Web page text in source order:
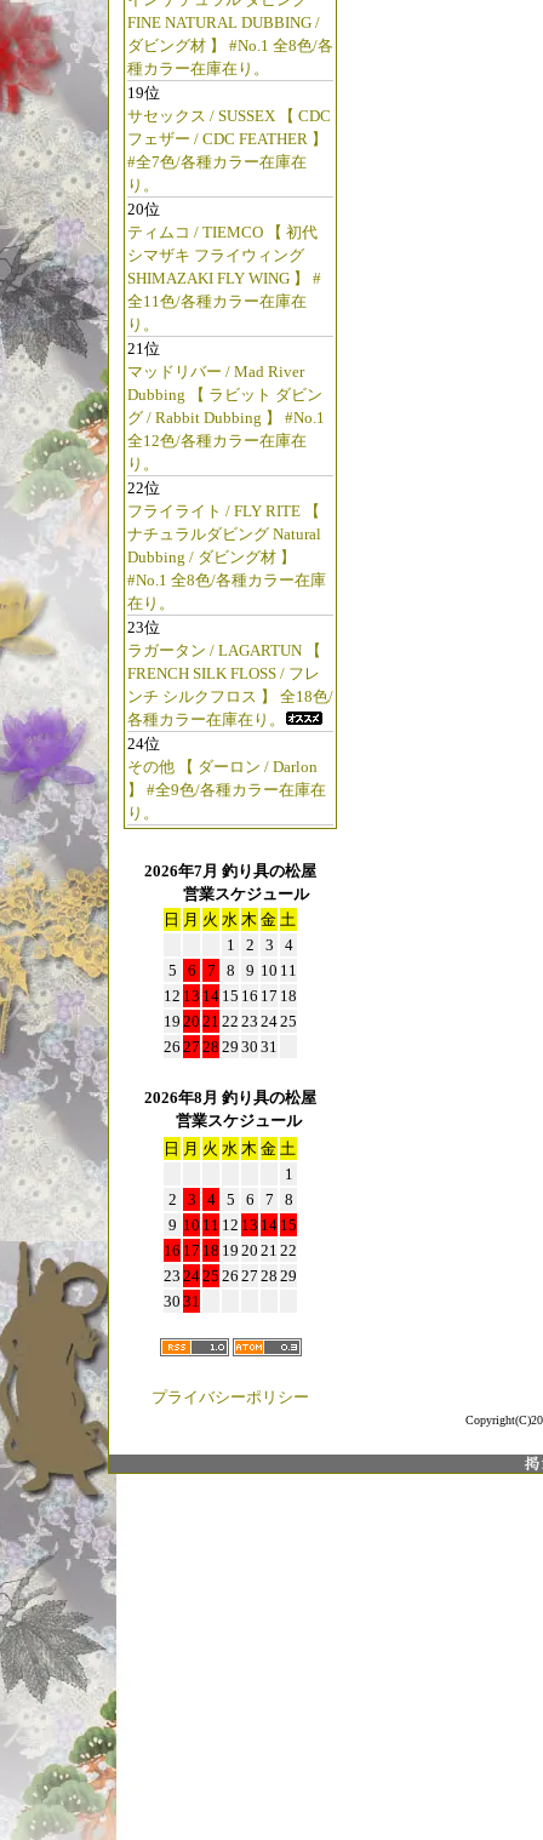
FINE NATURAL DUBBING /
ダビング材 】 #No.1 全8色/各
種カラー在庫在り。
19位
サセックス / SUSSEX 【 CDC
フェザー / CDC FEATHER 】
#全7色/各種カラー在庫在
り。
20位
ティムコ / TIEMCO 【 初代
シマザキ フライウィング
SHIMAZAKI FLY WING 】 #
全11色/各種カラー在庫在
り。
21位
マッドリバー / Mad River
Dubbing 【 ラビット ダビン
グ / Rabbit Dubbing 】 #No.1
全12色/各種カラー在庫在
り。
22位
フライライト / FLY RITE 【
ナチュラルダビング Natural
Dubbing / ダビング材 】
#No.1 全8色/各種カラー在庫
在り。
23位
ラガータン / LAGARTUN 【
FRENCH SILK FLOSS / フレ
ンチ シルクフロス 】 全18色/
各種カラー在庫在り。
24位
その他 【 ダーロン / Darlon
】 #全9色/各種カラー在庫在
り。
2026年7月 釣り具の松屋
営業スケジュール
日 月 火 水 木 金 土
1
2 3
4
5
6 7 8 9 10 11
12 13 14 15 16 17 18
19 20 21 22 23 2425
26 27 28 29 30 31
2026年8月 釣り具の松屋
営業スケジュール
日 月 火 水 木 金 土
1
2
3 4 5 6 7
8
9 10 11 12 13 14 15
16 17 18 19 20 21 22
23 2425 26 27 28 29
30 31
プライバシーポリシー